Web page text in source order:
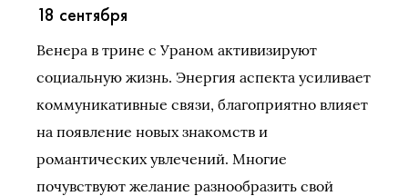
18 сентября
Венера в трине с Ураном активизируют
социальную жизнь. Энергия аспекта усиливает
коммуникативные связи, благоприятно влияет
на появление новых знакомств и
романтических увлечений. Многие
почувствуют желание разнообразить свой